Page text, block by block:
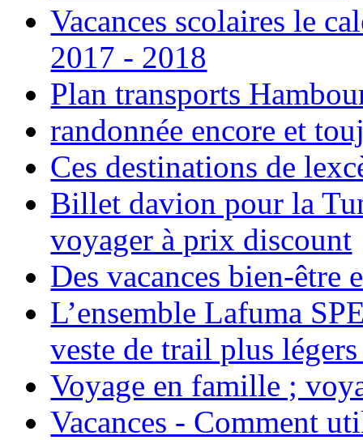
Vacances scolaires le
2017 - 2018
Plan transports
randonnée encore et
Ces destinations de
Billet davion pour la
voyager à prix discount
Des vacances bien-être
L’ensemble Lafuma
veste de trail plus
Voyage en famille ;
Vacances - Comment